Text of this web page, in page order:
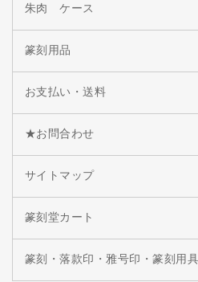
朱肉 ケース
篆刻用品
お支払い・送料
★お問合わせ
サイトマップ
篆刻堂カート
篆刻・落款印・雅号印・篆刻用